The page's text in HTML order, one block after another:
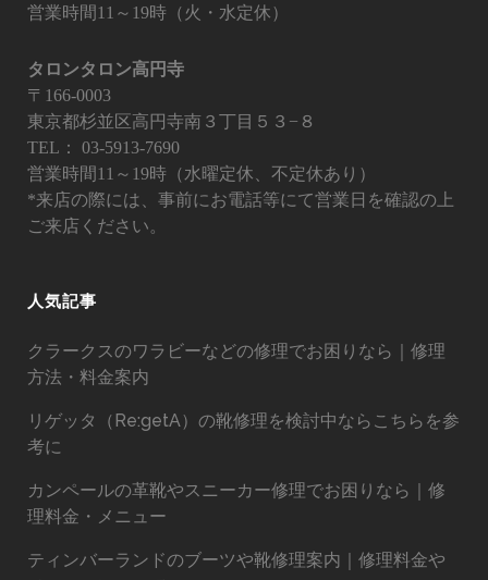
営業時間11～19時（火・水定休）
タロンタロン高円寺
〒166-0003
東京都杉並区高円寺南３丁目５３−８
TEL：
03-5913-7690
営業時間11～19時（水曜定休、不定休あり）
*来店の際には、事前にお電話等にて営業日を確認の上
ご来店ください。
人気記事
クラークスのワラビーなどの修理でお困りなら｜修理
方法・料金案内
リゲッタ（Re:getA）の靴修理を検討中ならこちらを参
考に
カンペールの革靴やスニーカー修理でお困りなら｜修
理料金・メニュー
ティンバーランドのブーツや靴修理案内｜修理料金や